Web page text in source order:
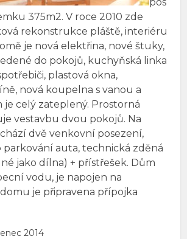
375m2. V roce 2010 zde
rekonstrukce pláště, interiéru
je nová elektřina, nové štuky,
do pokojů, kuchyňská linka
plastová okna,
nová koupelna s vanou a
je celý zateplený. Prostorná
vestavbu dvou pokojů. Na
dvě venkovní posezení,
parkování auta, technická zděná
jako dílna) + přístřešek. Dům
vodu, je napojen na
domu je připravena přípojka
2014